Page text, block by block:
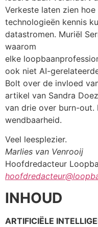
Verkeste laten zien
technologieën kennis
datastromen. Muriël
waarom
elke
ook niet AI-
Bolt over de invloed
artikel van Sandra
van drie over burn-out.
wendbaarheid.
Veel leesplezier.
Marlies van Venrooij
Hoofdredacteur
INHOUD
ARTIFICIËLE